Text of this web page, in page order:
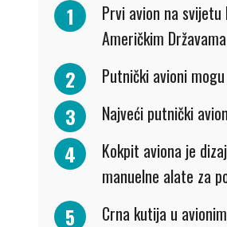
Prvi avion na
Američkim
Putnički avioni
Najveći putnički
Kokpit aviona je
manuelne alate za
Crna kutija u